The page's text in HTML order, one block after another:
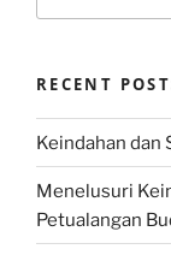
RECENT
Keindahan dan
Menelusuri
Petualangan